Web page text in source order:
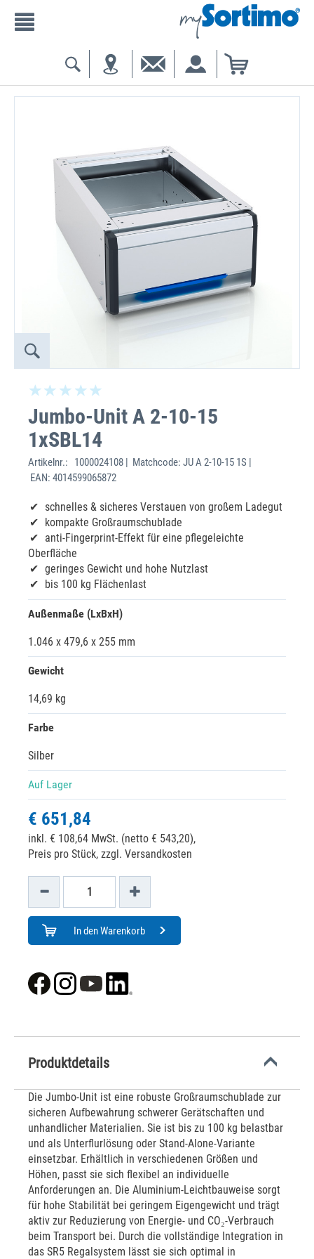
Jumbo-Unit A 2-10-15
1xSBL14
Artikelnr.:
1000024108 | Matchcode: JU A 2-10-15 1S |
EAN: 4014599065872
schnelles & sicheres Verstauen von großem Ladegut
kompakte Großraumschublade
anti-Fingerprint-Effekt für eine pflegeleichte
Oberfläche
geringes Gewicht und hohe Nutzlast
bis 100 kg Flächenlast
Außenmaße (LxBxH)
1.046 x 479,6 x 255 mm
Gewicht
14,69 kg
Farbe
Silber
Auf Lager
€ 651,84
inkl. € 108,64 MwSt. (netto € 543,20),
Preis pro Stück, zzgl. Versandkosten
In den Warenkorb
Produktdetails
Die Jumbo-Unit ist eine robuste Großraumschublade zur
sicheren Aufbewahrung schwerer Gerätschaften und
unhandlicher Materialien. Sie ist bis zu 100 kg belastbar
und als Unterflurlösung oder Stand-Alone-Variante
einsetzbar. Erhältlich in verschiedenen Größen und
Höhen, passt sie sich flexibel an individuelle
Anforderungen an. Die Aluminium-Leichtbauweise sorgt
für hohe Stabilität bei geringem Eigengewicht und trägt
aktiv zur Reduzierung von Energie- und CO₂-Verbrauch
beim Transport bei. Durch die vollständige Integration in
das SR5 Regalsystem lässt sie sich optimal in